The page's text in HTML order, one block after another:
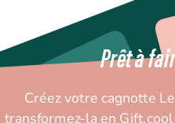
Créez votre cagnotte
transformez-la en
Prêt à